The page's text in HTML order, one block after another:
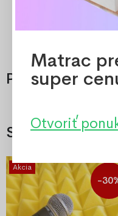
Príslušenstvo
Súvisiaci
Akcia
-
Matrac
super
Otvoriť